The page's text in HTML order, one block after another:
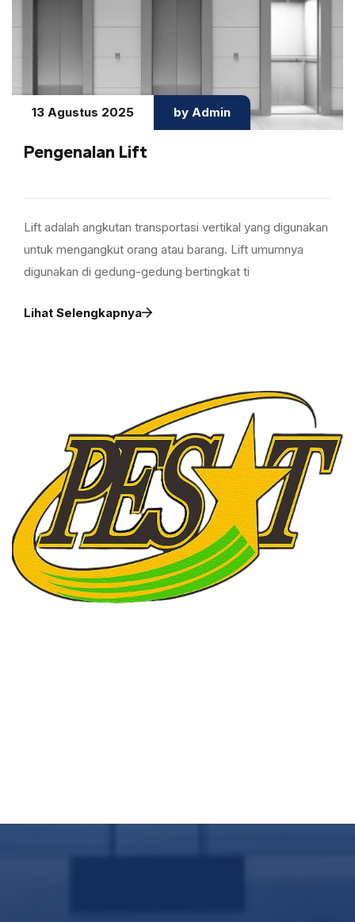
13 Agustus 2025 by Admin
Pengenalan Lift
Lift adalah angkutan transportasi vertikal yang digunakan
untuk mengangkut orang atau barang. Lift umumnya
digunakan di gedung-gedung bertingkat ti
Lihat Selengkapnya